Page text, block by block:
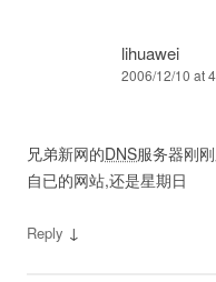
lihuawei
2006/12/10 at
兄弟新网的DNS服务器刚
自已的网站,还是星期日
Reply ↓